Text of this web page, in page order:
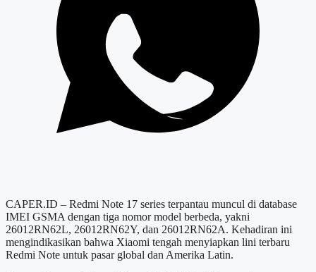
CAPER.ID – Redmi Note 17 series terpantau muncul di database
IMEI GSMA dengan tiga nomor model berbeda, yakni
26012RN62L, 26012RN62Y, dan 26012RN62A. Kehadiran ini
mengindikasikan bahwa Xiaomi tengah menyiapkan lini terbaru
Redmi Note untuk pasar global dan Amerika Latin.